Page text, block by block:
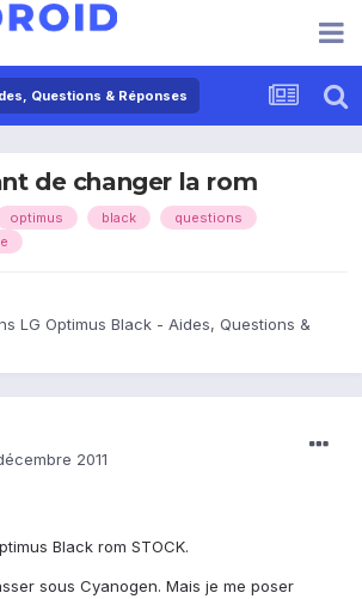
Questions & Réponses
de changer la rom
optimus black
questions
LG Optimus Black - Aides, Questions &
2011
Black rom STOCK.
sous Cyanogen. Mais je me poser